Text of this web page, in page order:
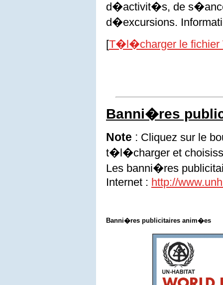
d�activit�s, de
d�excursions.
[T�l�charger le fichier
Banni�res
Note : Cliquez sur le
t�l�charger et
Les banni�res
Internet : http://
Banni�res publicitaires anim�es